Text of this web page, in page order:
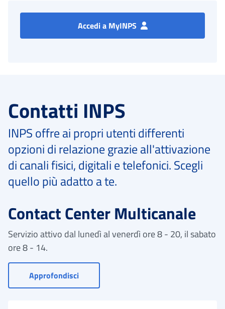
Accedi a MyINPS
Contatti INPS
INPS offre ai propri utenti differenti
opzioni di relazione grazie all'attivazione
di canali fisici, digitali e telefonici. Scegli
quello più adatto a te.
Contact Center Multicanale
Servizio attivo dal lunedì al venerdì ore 8 - 20, il sabato
ore 8 - 14.
Approfondisci- Vai a Contact Center